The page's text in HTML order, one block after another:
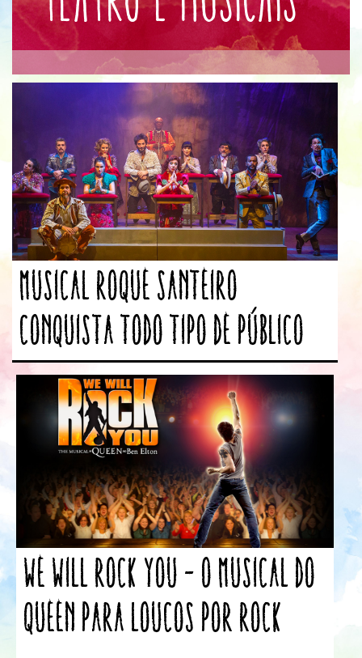
Musical Roque Santeiro
conquista todo tipo de público
We Will Rock You – o musical do
Queen para loucos por rock